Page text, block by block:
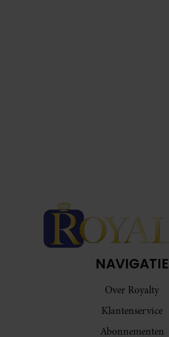
NAVIGATIE
Over Royalty
Klantenservice
Abonnementen